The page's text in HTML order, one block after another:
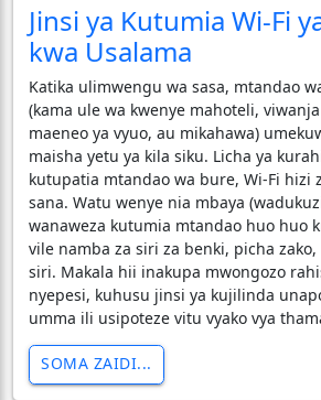
Jinsi ya Kutumia Wi-Fi
kwa Usalama
Katika ulimwengu wa sasa, mtandao
(kama ule wa kwenye mahoteli,
maeneo ya vyuo, au mikahawa)
maisha yetu ya kila siku. Licha ya
kutupatia mtandao wa bure, Wi-Fi hizi
sana. Watu wenye nia mbaya
wanaweza kutumia mtandao huo huo
vile namba za siri za benki, picha
siri. Makala hii inakupa mwongozo
nyepesi, kuhusu jinsi ya kujilinda
umma ili usipoteze vitu vyako vya
SOMA ZAIDI...